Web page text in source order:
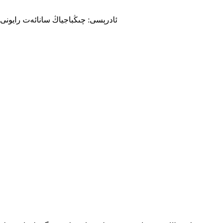
ئادرېسى: چىڭباجياڭ سانائەت رايونى 610300-نومۇرلۇق چۇاڭشىن كوچىسى 336-نومۇر ، جۇڭگو چېڭدۇ